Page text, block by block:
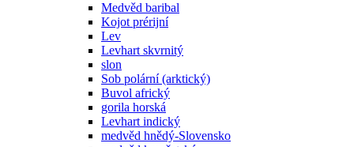
Medvěd baribal
Kojot prérijní
Lev
Levhart skvrnitý
slon
Sob polární (arktický)
Buvol africký
gorila horská
Levhart indický
medvěd hnědý-Slovensko